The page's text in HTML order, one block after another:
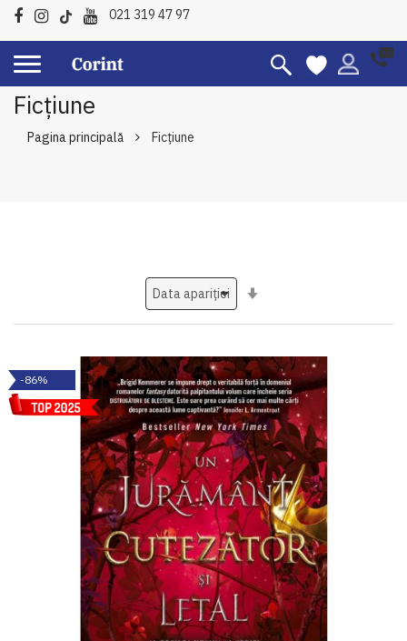
021 319 47 97
Ficțiune
Pagina principală Ficțiune
-86%